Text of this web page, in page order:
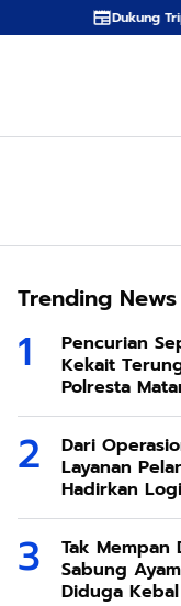
Triple Agenda
Trending News
Pencurian
Kekait
Polresta
di Sesela
Dari
Layanan
Hadirkan
Ramah
Tak Mempan
Sabung
Diduga